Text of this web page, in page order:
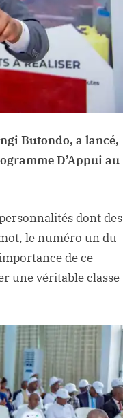
Butondo, a lancé,
D’Appui au
dont des
le numéro un du
de ce
une véritable classe